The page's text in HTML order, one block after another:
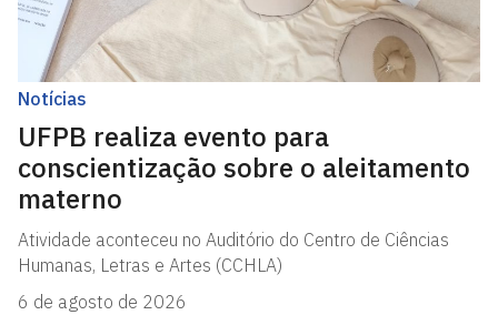
Notícias
UFPB realiza evento para
conscientização sobre o aleitamento
materno
Atividade aconteceu no Auditório do Centro de Ciências
Humanas, Letras e Artes (CCHLA)
6 de agosto de 2026